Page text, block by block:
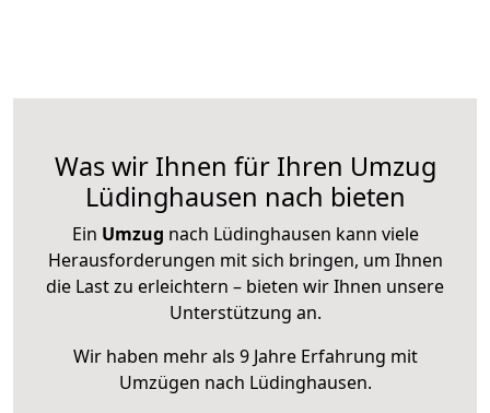
Was wir Ihnen für Ihren Umzug
Lüdinghausen nach bieten
Ein Umzug nach Lüdinghausen kann viele
Herausforderungen mit sich bringen, um Ihnen
die Last zu erleichtern – bieten wir Ihnen unsere
Unterstützung an.
Wir haben mehr als 9 Jahre Erfahrung mit
Umzügen nach Lüdinghausen.